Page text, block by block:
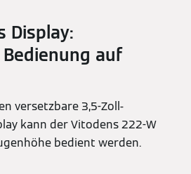
Display:
auf
versetzbare 3,5-Zoll-
kann der Vitodens 222-W
bedient werden.